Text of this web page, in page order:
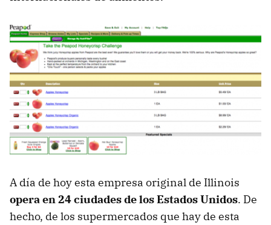
A día de hoy esta empresa original de Illinois
opera en 24 ciudades de los Estados Unidos. De
hecho, de los supermercados que hay de esta